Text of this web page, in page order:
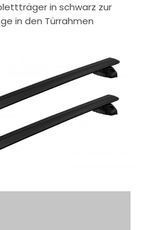
in schwarz zur
in den Türrahmen